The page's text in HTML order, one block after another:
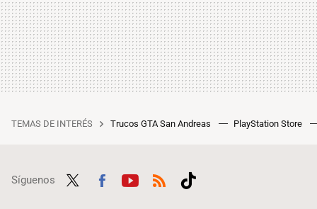
TEMAS DE INTERÉS Trucos GTA San Andreas PlayStation Store
Síguenos